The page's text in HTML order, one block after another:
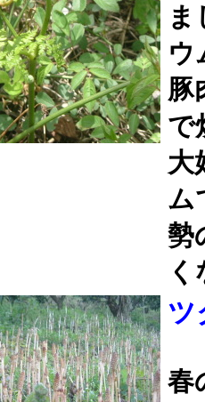
ま
ウ
豚
で
大
ム
勢
春